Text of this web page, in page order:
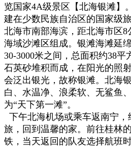
览国家4A级景区【北海银滩】
建在少数民族自治区的国家级
北海市南部海滨，距北海市区
海域沙滩区组成。银滩海滩延
30-3000米之间，总面积约38
石英砂堆积而成，在阳光的照
会泛出银光，故称银滩。北海
白、水温净、浪柔软、无鲨鱼
为“天下第一滩”。
下午北海机场或乘车返南宁，
旅，回到温馨的家。前往桂林
铁，当天返回的队友选择航班